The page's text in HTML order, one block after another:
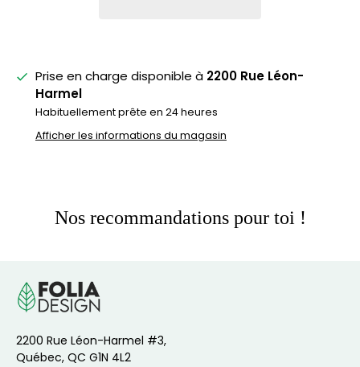
Prise en charge disponible à 2200 Rue Léon-
Harmel
Habituellement prête en 24 heures
Afficher les informations du magasin
Nos recommandations pour toi !
2200 Rue Léon-Harmel #3,
Québec, QC G1N 4L2